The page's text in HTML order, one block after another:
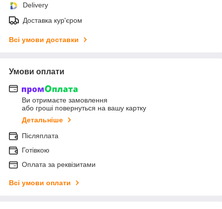
Delivery
Доставка кур'єром
Всі умови доставки
Умови оплати
Ви отримаєте замовлення
або гроші повернуться на вашу картку
Детальніше
Післяплата
Готівкою
Оплата за реквізитами
Всі умови оплати